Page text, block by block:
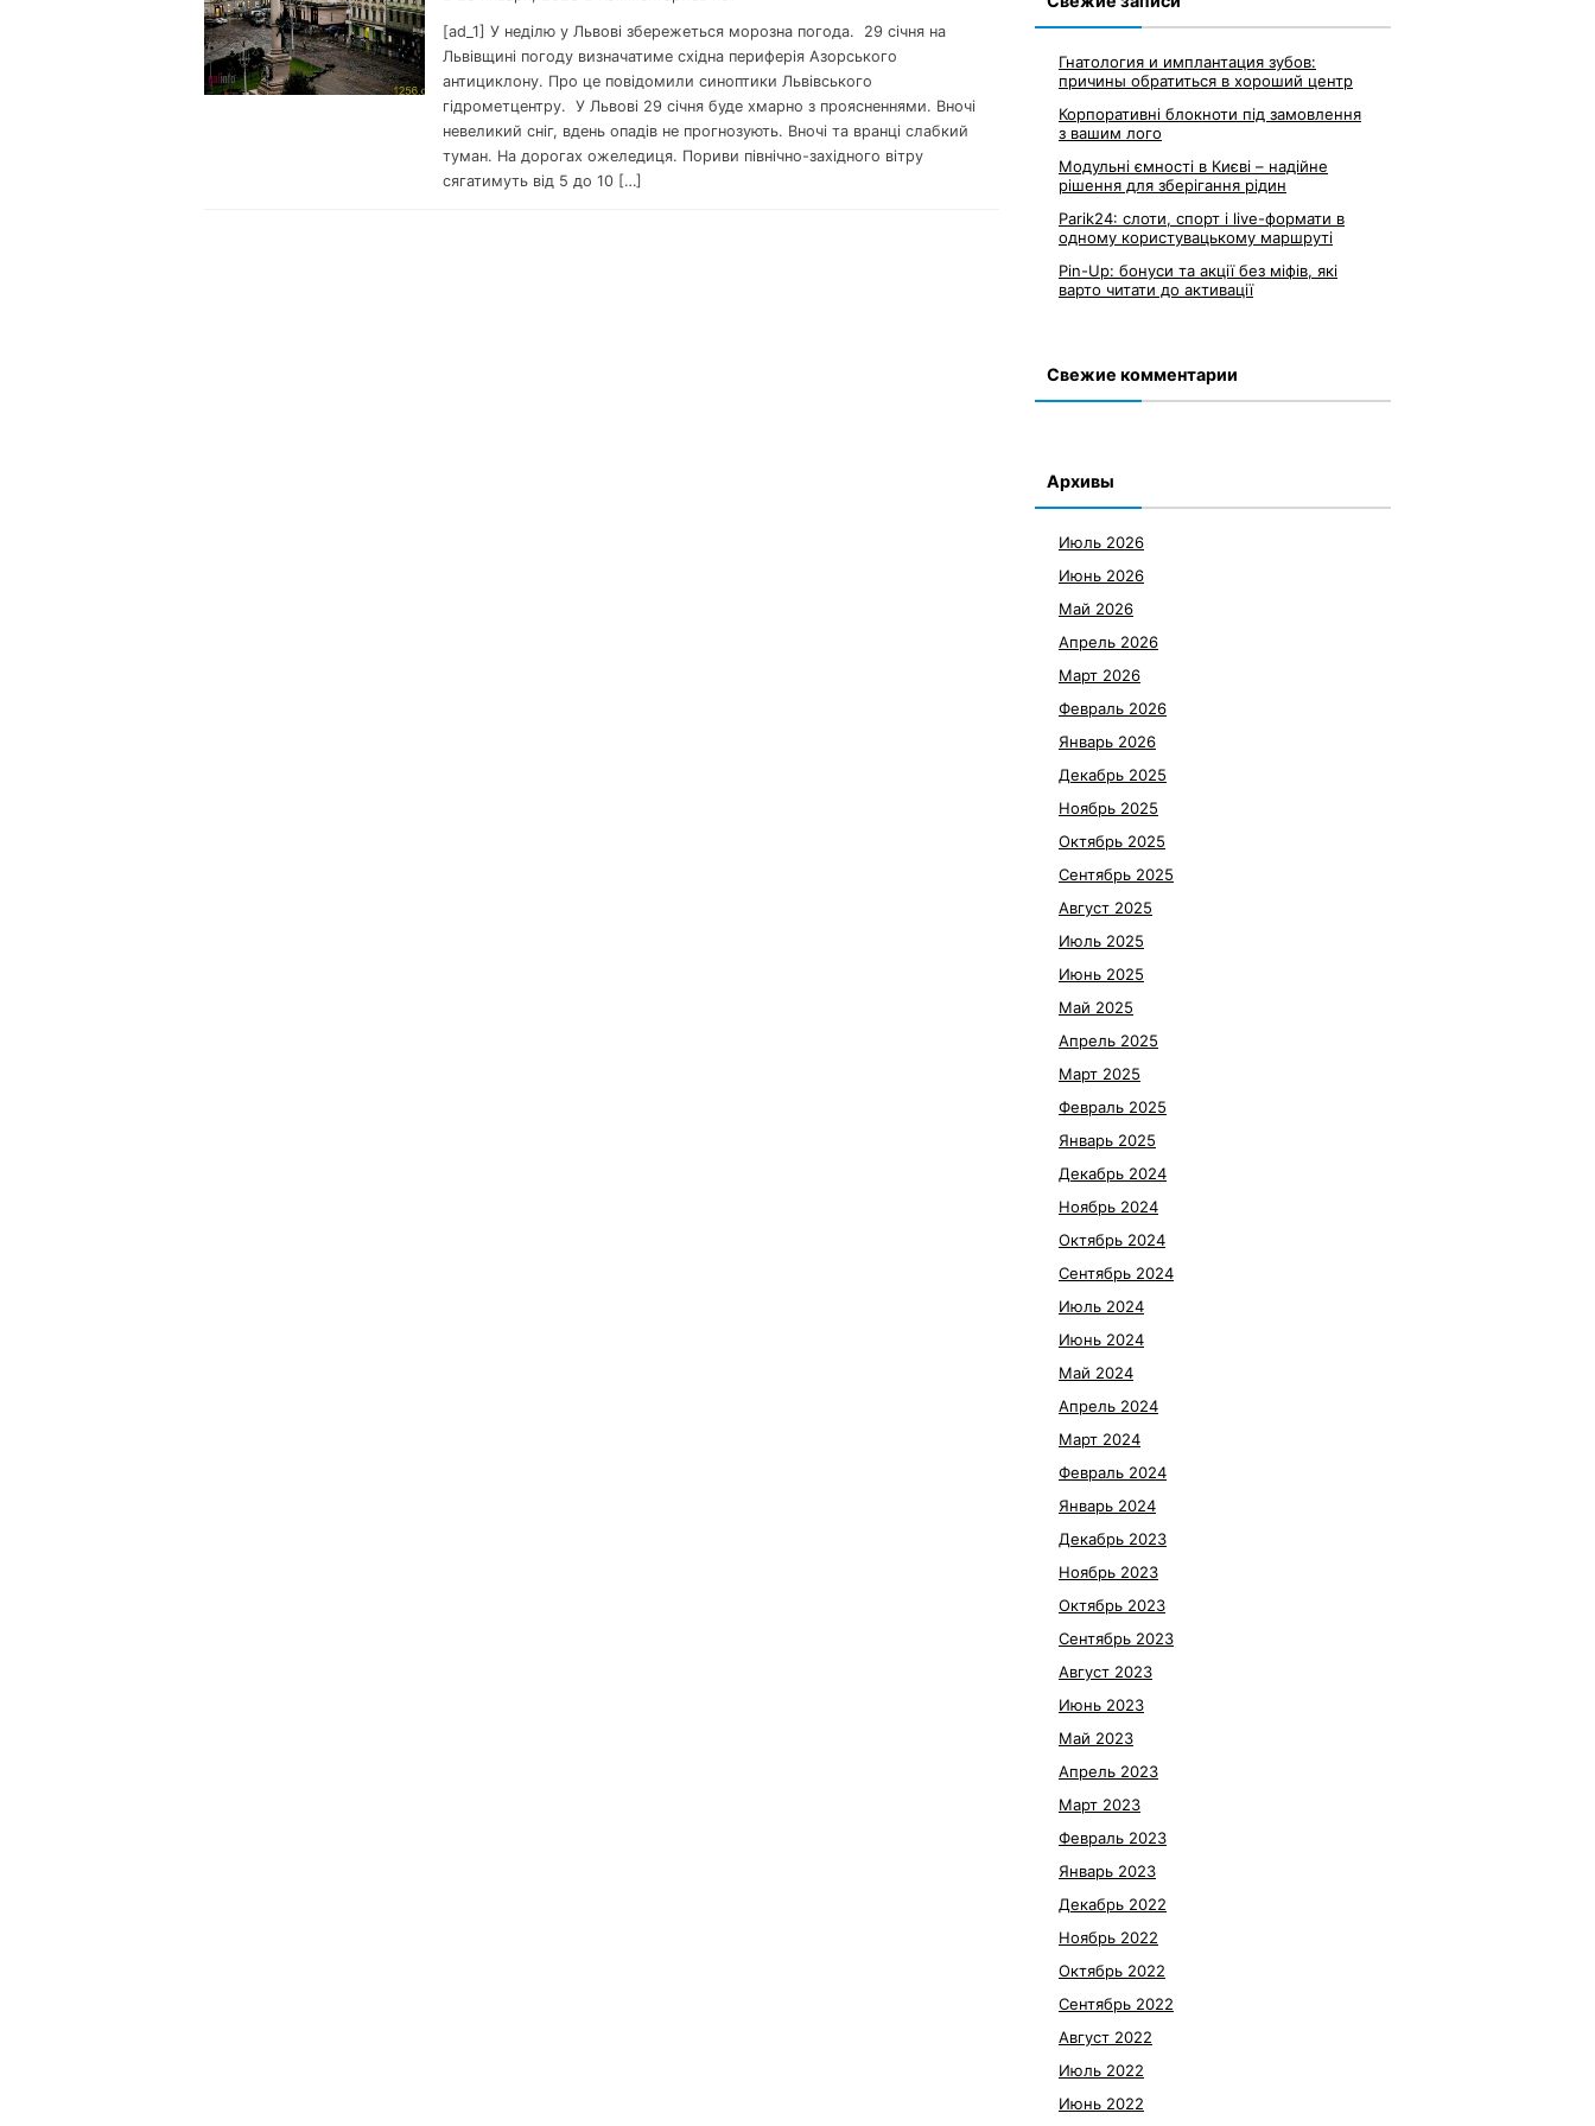
[ad_1] У неділю у Львові збережеться морозна погода. 29 січня на
Львівщині погоду визначатиме східна периферія Азорського
антициклону. Про це повідомили синоптики Львівського
гідрометцентру. У Львові 29 січня буде хмарно з проясненнями. Вночі
невеликий сніг, вдень опадів не прогнозують. Вночі та вранці слабкий
туман. На дорогах ожеледиця. Пориви північно-західного вітру
сягатимуть від 5 до 10 […]
Гнатология и имплантация зубов:
причины обратиться в хороший центр
Корпоративні блокноти під замовлення
з вашим лого
Модульні ємності в Києві – надійне
рішення для зберігання рідин
Parik24: слоти, спорт і live-формати в
одному користувацькому маршруті
Pin-Up: бонуси та акції без міфів, які
варто читати до активації
Свежие комментарии
Архивы
Июль 2026
Июнь 2026
Май 2026
Апрель 2026
Март 2026
Февраль 2026
Январь 2026
Декабрь 2025
Ноябрь 2025
Октябрь 2025
Сентябрь 2025
Август 2025
Июль 2025
Июнь 2025
Май 2025
Апрель 2025
Март 2025
Февраль 2025
Январь 2025
Декабрь 2024
Ноябрь 2024
Октябрь 2024
Сентябрь 2024
Июль 2024
Июнь 2024
Май 2024
Апрель 2024
Март 2024
Февраль 2024
Январь 2024
Декабрь 2023
Ноябрь 2023
Октябрь 2023
Сентябрь 2023
Август 2023
Июнь 2023
Май 2023
Апрель 2023
Март 2023
Февраль 2023
Январь 2023
Декабрь 2022
Ноябрь 2022
Октябрь 2022
Сентябрь 2022
Август 2022
Июль 2022
Июнь 2022